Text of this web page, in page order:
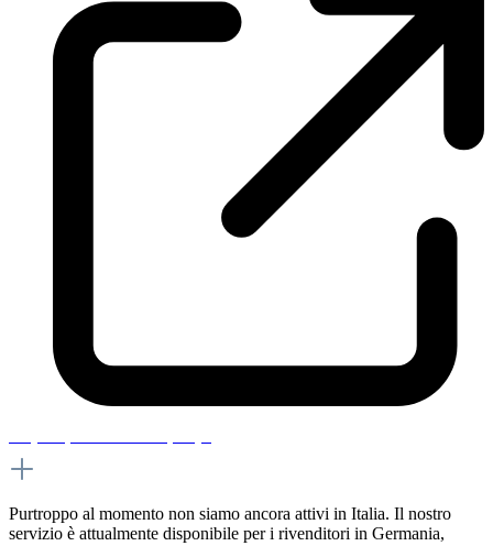
Purtroppo al momento non siamo ancora attivi in Italia. Il nostro
servizio è attualmente disponibile per i rivenditori in Germania,